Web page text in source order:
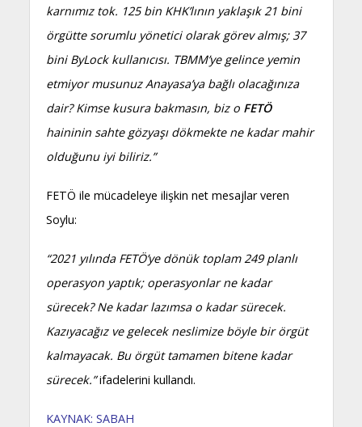
karnımız tok. 125 bin KHK’lının yaklaşık 21 bini
örgütte sorumlu yönetici olarak görev almış; 37
bini ByLock kullanıcısı. TBMM’ye gelince yemin
etmiyor musunuz Anayasa’ya bağlı olacağınıza
dair? Kimse kusura bakmasın, biz o FETÖ
haininin sahte gözyaşı dökmekte ne kadar mahir
olduğunu iyi biliriz.”
FETÖ ile mücadeleye ilişkin net mesajlar veren
Soylu:
“2021 yılında FETÖ’ye dönük toplam 249 planlı
operasyon yaptık; operasyonlar ne kadar
sürecek? Ne kadar lazımsa o kadar sürecek.
Kazıyacağız ve gelecek neslimize böyle bir örgüt
kalmayacak. Bu örgüt tamamen bitene kadar
sürecek.”ifadelerini kullandı.
KAYNAK: SABAH